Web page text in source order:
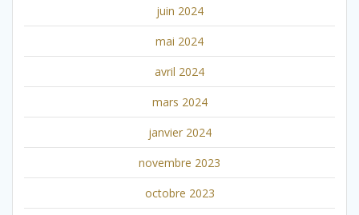
juin 2024
mai 2024
avril 2024
mars 2024
janvier 2024
novembre 2023
octobre 2023